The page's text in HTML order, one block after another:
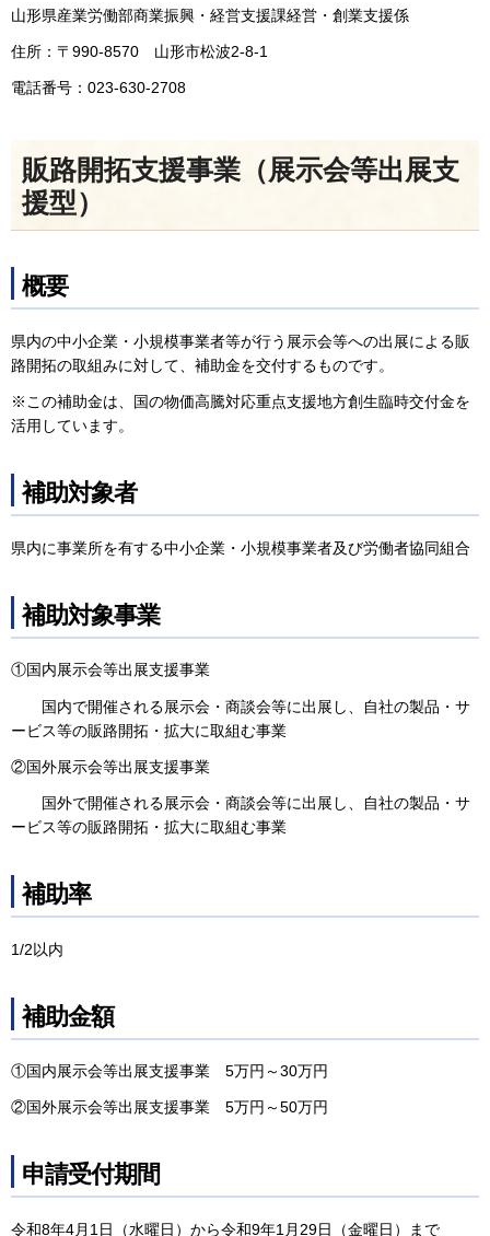
山形県産業労働部商業振興・経営支援課経営・創業支援係
住所：〒990-8570 山形市松波2-8-1
電話番号：023-630-2708
販路開拓支援事業（展示会等出展支
援型）
概要
県内の中小企業・小規模事業者等が行う展示会等への出展による販
路開拓の取組みに対して、補助金を交付するものです。
※この補助金は、国の物価高騰対応重点支援地方創生臨時交付金を
活用しています。
補助対象者
県内に事業所を有する中小企業・小規模事業者及び労働者協同組合
補助対象事業
①国内展示会等出展支援事業
国内で開催される展示会・商談会等に出展し、自社の製品・サ
ービス等の販路開拓・拡大に取組む事業
②国外展示会等出展支援事業
国外で開催される展示会・商談会等に出展し、自社の製品・サ
ービス等の販路開拓・拡大に取組む事業
補助率
1/2以内
補助金額
①国内展示会等出展支援事業 5万円～30万円
②国外展示会等出展支援事業 5万円～50万円
申請受付期間
令和8年4月1日（水曜日）から令和9年1月29日（金曜日）まで